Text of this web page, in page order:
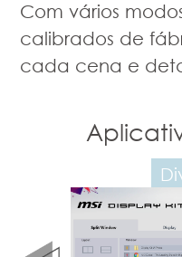
Com vários
calibrados de
cada cena e
Kit
Cor